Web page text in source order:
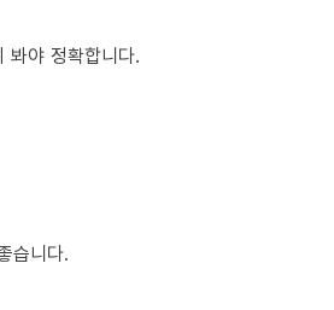
봐야 정확합니다.
습니다.